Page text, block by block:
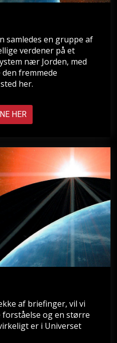
samledes en gruppe af
verdener på et
nær Jorden, med
fremmede
her.
HER
af briefinger, vil vi
og en større
er i Universet